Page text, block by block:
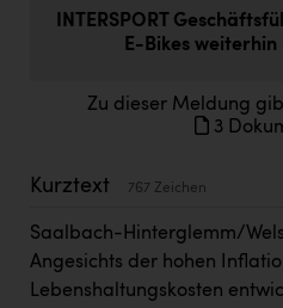
Doppler Gruppe
everfield
Fristads Austria
HIG Infomotion Group
IFE Austria GmbH
INTERSPORT
E-Bikes
Zu dieser Meldung
3
Kurztext 767 Zeichen
Saalbach-Hinterglemm/
Angesichts der hohen
Lebenshaltungskosten